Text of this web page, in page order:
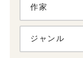
作家
ジャンル